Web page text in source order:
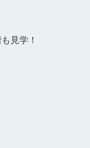
見学！